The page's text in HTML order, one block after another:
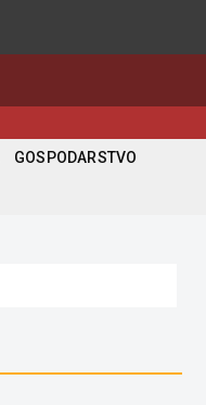
GOSPODARSTVO